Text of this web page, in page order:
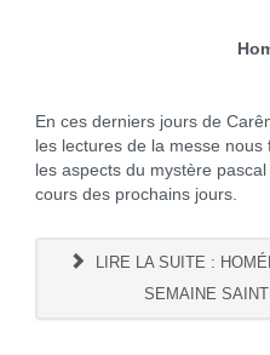
En ces derniers jours de
les lectures de la messe
les aspects du mystère
cours des prochains jours.
LIRE LA SUITE :
SEMAINE